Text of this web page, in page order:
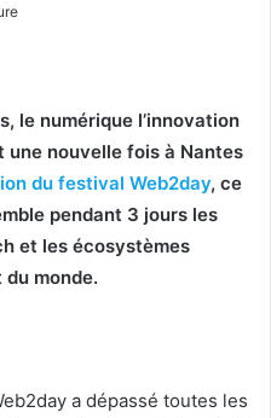
le numérique l’innovation
une nouvelle fois à Nantes
du festival Web2day, ce
pendant 3 jours les
et les écosystèmes
du monde.
a dépassé toutes les